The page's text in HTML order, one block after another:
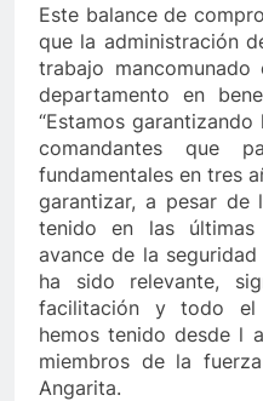
Este balance de
que la administración
trabajo
departamento en
“Estamos
comandantes que
fundamentales en tres
garantizar, a pesar de
tenido en las
avance de la
ha sido relevante,
facilitación y todo el
hemos tenido desde l
miembros de la
Angarita.